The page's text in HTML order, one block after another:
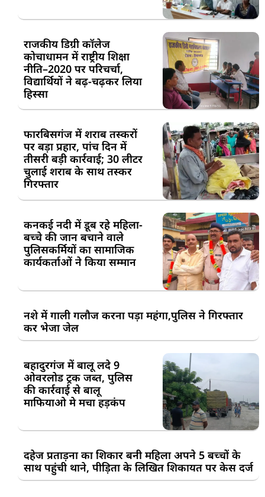
राजकीय डिग्री कॉलेज
कोचाधामन में राष्ट्रीय शिक्षा
नीति–2020 पर परिचर्चा,
विद्यार्थियों ने बढ़-चढ़कर लिया
हिस्सा
फारबिसगंज में शराब तस्करों
पर बड़ा प्रहार, पांच दिन में
तीसरी बड़ी कार्रवाई; 30 लीटर
चुलाई शराब के साथ तस्कर
गिरफ्तार
कनकई नदी में डूब रहे महिला-
बच्चे की जान बचाने वाले
पुलिसकर्मियों का सामाजिक
कार्यकर्ताओं ने किया सम्मान
नशे में गाली गलौज करना पड़ा महंगा,पुलिस ने गिरफ्तार
कर भेजा जेल
बहादुरगंज में बालू लदे 9
ओवरलोड ट्रक जब्त, पुलिस
की कार्रवाई से बालू
माफियाओ मे मचा हड़कंप
दहेज प्रताड़ना का शिकार बनी महिला अपने 5 बच्चों के
साथ पहुंची थाने, पीड़िता के लिखित शिकायत पर केस दर्ज